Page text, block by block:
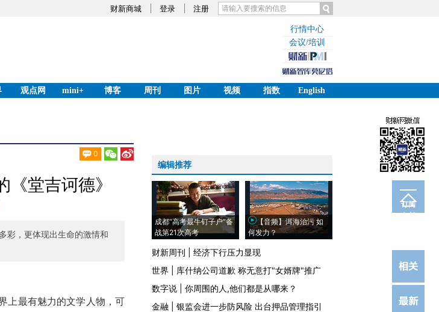
财新商城 登录 注册
行情中心
会议/培训
观点网 mini+ 博客 周刊 图片 视频 指数
English
0
订阅
电邮
堂吉诃德》
彩，更体现出生命的激情和
上最有魅力的文学人物，可
编辑推荐
成都“高考最牛钉子户”备
战第21次高考
【音频】洱海治污 如
何发力？
财新周刊
经济下行压力显现
世界
库什纳公司道歉 称无意打"女婿牌"推广
数字说
你周围的人,他们都是从哪来？
金融
银监会进一步防风险 出台押品管理指引